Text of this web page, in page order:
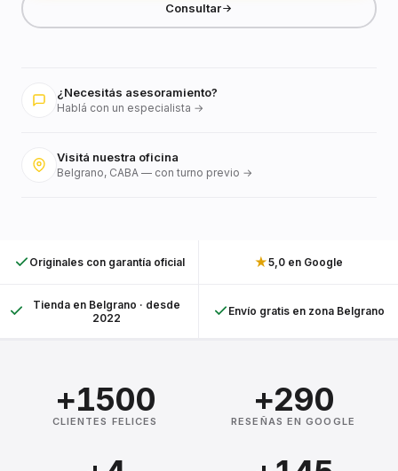
Consultar
¿Necesitás asesoramiento?
Hablá con un especialista →
Visitá nuestra oficina
Belgrano, CABA — con turno previo →
Originales con garantía oficial ★5,0 en Google
Tienda en Belgrano · desde
2022
Envío gratis en zona Belgrano
+1500
CLIENTES FELICES
+290
RESEÑAS EN GOOGLE